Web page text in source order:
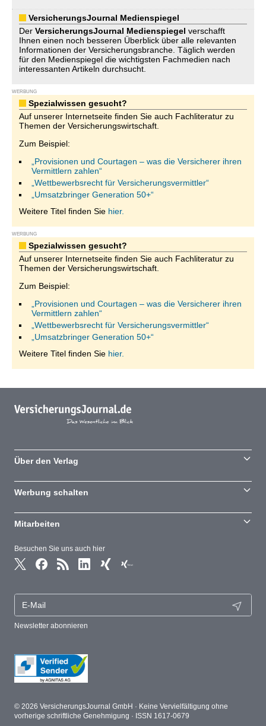
VersicherungsJournal Medienspiegel
Der VersicherungsJournal Medienspiegel verschafft
Ihnen einen noch besseren Überblick über alle relevanten
Informationen der Versicherungsbranche. Täglich werden
für den Medienspiegel die wichtigsten Fachmedien nach
interessanten Artikeln durchsucht.
WERBUNG
Spezialwissen gesucht?
Auf unserer Internetseite finden Sie auch Fachliteratur zu
Themen der Versicherungswirtschaft.
Zum Beispiel:
„Provisionen und Courtagen – was die Versicherer ihren
Vermittlern zahlen“
„Wettbewerbsrecht für Versicherungsvermittler“
„Umsatzbringer Generation 50+“
Weitere Titel finden Sie hier.
WERBUNG
Spezialwissen gesucht?
Auf unserer Internetseite finden Sie auch Fachliteratur zu
Themen der Versicherungswirtschaft.
Zum Beispiel:
„Provisionen und Courtagen – was die Versicherer ihren
Vermittlern zahlen“
„Wettbewerbsrecht für Versicherungsvermittler“
„Umsatzbringer Generation 50+“
Weitere Titel finden Sie hier.
Besuchen Sie uns auch hier
Newsletter abonnieren
Über den Verlag
Werbung schalten
Mitarbeiten
© 2026 VersicherungsJournal GmbH · Keine Vervielfältigung ohne
vorherige schriftliche Genehmigung · ISSN 1617-0679